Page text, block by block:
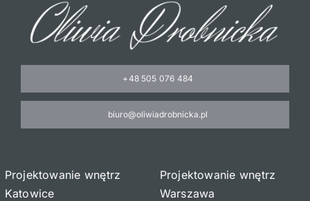
+48 505 076 484
biuro@oliwiadrobnicka.pl
Projektowanie wnętrz
Katowice
Projektowanie wnętrz
Warszawa